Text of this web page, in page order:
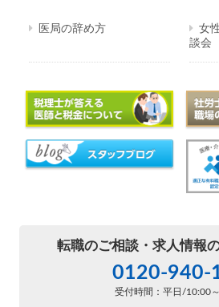
医局の辞め方
女
談会
転職のご相談・ 求人情報
0120-940-
受付時間：平日/10:00